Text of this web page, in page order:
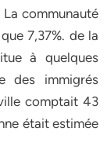
communauté
7,37%. de la
à quelques
des immigrés
comptait 43
était estimée